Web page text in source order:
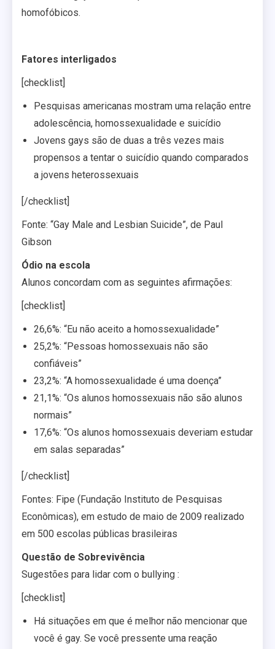
homofóbicos.
Fatores interligados
[checklist]
Pesquisas americanas mostram uma relação entre
adolescência, homossexualidade e suicídio
Jovens gays são de duas a três vezes mais
propensos a tentar o suicídio quando comparados
a jovens heterossexuais
[/checklist]
Fonte: “Gay Male and Lesbian Suicide”, de Paul
Gibson
Ódio na escola
Alunos concordam com as seguintes afirmações:
[checklist]
26,6%: “Eu não aceito a homossexualidade”
25,2%: “Pessoas homossexuais não são
confiáveis”
23,2%: “A homossexualidade é uma doença”
21,1%: “Os alunos homossexuais não são alunos
normais”
17,6%: “Os alunos homossexuais deveriam estudar
em salas separadas”
[/checklist]
Fontes: Fipe (Fundação Instituto de Pesquisas
Econômicas), em estudo de maio de 2009 realizado
em 500 escolas públicas brasileiras
Questão de Sobrevivência
Sugestões para lidar com o bullying :
[checklist]
Há situações em que é melhor não mencionar que
você é gay. Se você pressente uma reação